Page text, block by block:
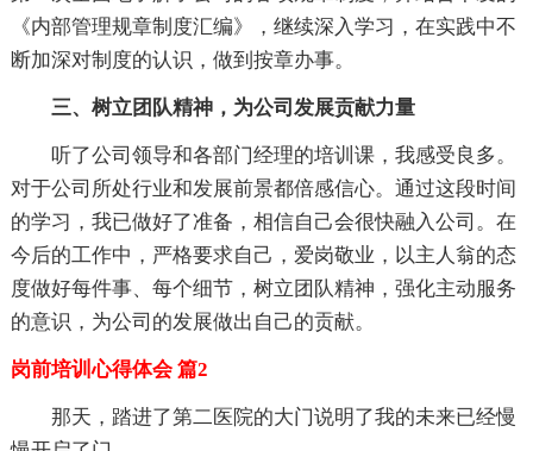
《内部管理规章制度汇编》，继续深入学习，在实践中不
断加深对制度的认识，做到按章办事。
三、树立团队精神，为公司发展贡献力量
听了公司领导和各部门经理的培训课，我感受良多。
对于公司所处行业和发展前景都倍感信心。通过这段时间
的学习，我已做好了准备，相信自己会很快融入公司。在
今后的工作中，严格要求自己，爱岗敬业，以主人翁的态
度做好每件事、每个细节，树立团队精神，强化主动服务
的意识，为公司的发展做出自己的贡献。
岗前培训心得体会 篇2
那天，踏进了第二医院的大门说明了我的未来已经慢